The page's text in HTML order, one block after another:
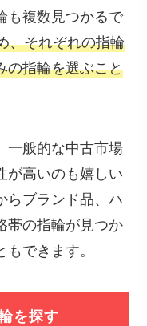
も複数見つかるで
、それぞれの指輪
の指輪を選ぶこと
一般的な中古市場
が高いのも嬉しい
らブランド品、ハ
帯の指輪が見つか
できます。
を探す